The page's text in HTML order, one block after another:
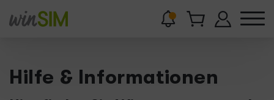
Hilfe & Informationen